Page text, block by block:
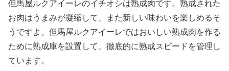
但馬屋ルクアイーレのイチオシは熟成肉です。熟成された
お肉はうまみが凝縮して、また新しい味わいを楽しめるそ
うですよ。但馬屋ルクアイーレではおいしい熟成肉を作る
ために熟成庫を設置して、徹底的に熟成スピードを管理し
ています。